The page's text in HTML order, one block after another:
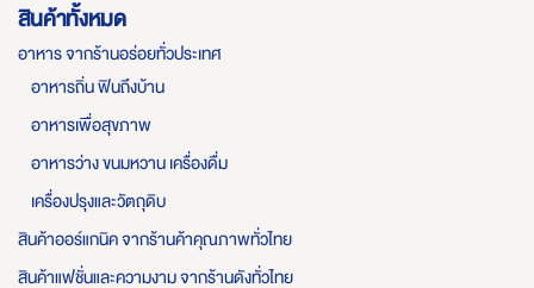
สินค้าทั้งหมด
อาหาร จากร้านอร่อยทั่วประเทศ
อาหารถิ่น ฟินถึงบ้าน
อาหารเพื่อสุขภาพ
อาหารว่าง ขนมหวาน เครื่องดื่ม
เครื่องปรุงและวัตถุดิบ
สินค้าออร์แกนิค จากร้านค้าคุณภาพทั่วไทย
สินค้าแฟชั่นและความงาม จากร้านดังทั่วไทย